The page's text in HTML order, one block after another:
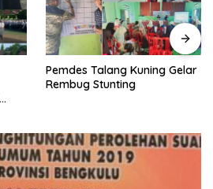
Pemdes Talang Kuning Gelar
Rembug Stunting